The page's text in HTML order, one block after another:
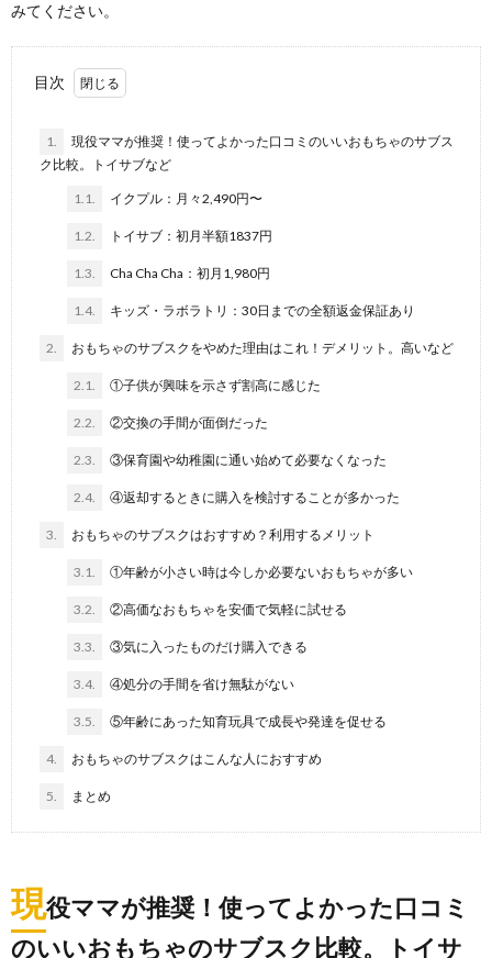
みてください。
目次
1.
現役ママが推奨！使ってよかった口コミのいいおもちゃのサブス
ク比較。トイサブなど
1.1. イクプル：月々2,490円〜
1.2. トイサブ：初月半額1837円
1.3. Cha Cha Cha：初月1,980円
1.4. キッズ・ラボラトリ：30日までの全額返金保証あり
2. おもちゃのサブスクをやめた理由はこれ！デメリット。高いなど
2.1. ①子供が興味を示さず割高に感じた
2.2. ②交換の手間が面倒だった
2.3. ③保育園や幼稚園に通い始めて必要なくなった
2.4. ④返却するときに購入を検討することが多かった
3. おもちゃのサブスクはおすすめ？利用するメリット
3.1. ①年齢が小さい時は今しか必要ないおもちゃが多い
3.2. ②高価なおもちゃを安価で気軽に試せる
3.3. ③気に入ったものだけ購入できる
3.4. ④処分の手間を省け無駄がない
3.5. ⑤年齢にあった知育玩具で成長や発達を促せる
4. おもちゃのサブスクはこんな人におすすめ
5. まとめ
現役ママが推奨！使ってよかった口コミ
のいいおもちゃのサブスク比較。トイサ